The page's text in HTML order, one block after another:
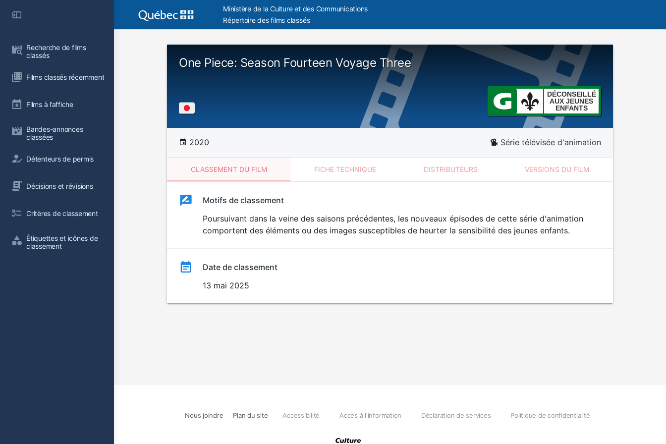
Pour offrir les meilleures expériences, nous utilisons des technologies telles que les
Recherche de films
classés
Films classés récemment
Films à l’affiche
Bandes-annonces
classées
Détenteurs de permis
Décisions et révisions
Critères de classement
Étiquettes et icônes de
classement
Ministère de la Culture et des Communications
Répertoire des films classés
One Piece: Season Fourteen Voyage Three
DÉCONSEILLÉ
AUX JEUNES
ENFANTS
2020 Série télévisée d'animation
CLASSEMENT DU FILM FICHE TECHNIQUE DISTRIBUTEURS VERSIONS DU FILM
ClassementClassement
DÉCONSEILLÉ
AUX JEUNES
ENFANTS
Motifs de classement
Poursuivant dans la veine des saisons précédentes, les nouveaux épisodes de cette série d'animation
comportent des éléments ou des images susceptibles de heurter la sensibilité des jeunes enfants.
Date de classement
13 mai 2025
Nous joindre Plan du site Accessibilité Accès à l'information Déclaration de services Politique de confidentialité